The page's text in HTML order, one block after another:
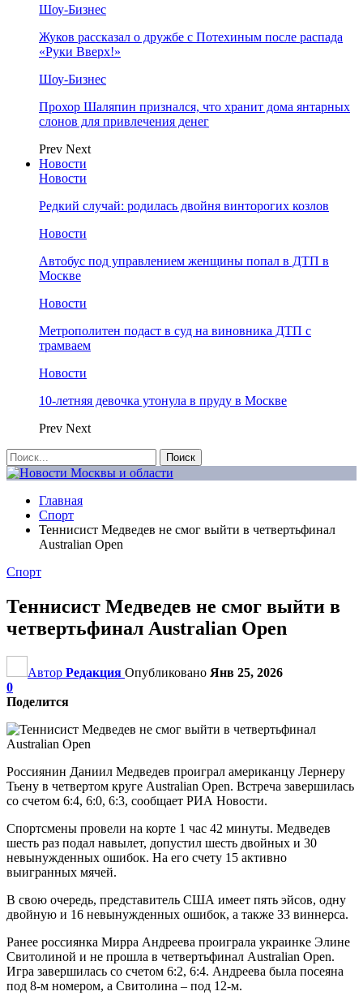
Шоу-Бизнес
Жуков рассказал о дружбе с Потехиным после распада
«Руки Вверх!»
Шоу-Бизнес
Прохор Шаляпин признался, что хранит дома янтарных
слонов для привлечения денег
Prev Next
Новости
Новости
Редкий случай: родилась двойня винторогих козлов
Новости
Автобус под управлением женщины попал в ДТП в
Москве
Новости
Метрополитен подаст в суд на виновника ДТП с
трамваем
Новости
10-летняя девочка утонула в пруду в Москве
Prev Next
Главная
Спорт
Теннисист Медведев не смог выйти в четвертьфинал
Australian Open
Спорт
Теннисист Медведев не смог выйти в
четвертьфинал Australian Open
Автор Редакция Опубликовано Янв 25, 2026
0
Поделится
Россиянин Даниил Медведев проиграл американцу Лернеру
Тьену в четвертом круге Australian Open. Встреча завершилась
со счетом 6:4, 6:0, 6:3, сообщает РИА Новости.
Спортсмены провели на корте 1 час 42 минуты. Медведев
шесть раз подал навылет, допустил шесть двойных и 30
невынужденных ошибок. На его счету 15 активно
выигранных мячей.
В свою очередь, представитель США имеет пять эйсов, одну
двойную и 16 невынужденных ошибок, а также 33 виннерса.
Ранее россиянка Мирра Андреева проиграла украинке Элине
Свитолиной и не прошла в четвертьфинал Australian Open.
Игра завершилась со счетом 6:2, 6:4. Андреева была посеяна
под 8-м номером, а Свитолина – под 12-м.